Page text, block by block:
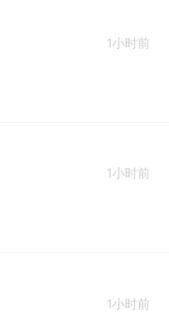
1小时前
1小时前
1小时前